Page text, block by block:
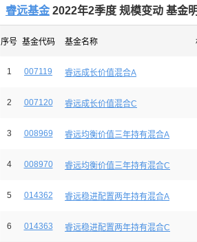
睿远基金 2022年2季度 规模变动 基金
序号 基金代码 基金名称
1 007119 睿远成长价值混合A
2 007120 睿远成长价值混合C
3 008969 睿远均衡价值三年持有混合A
4 008970 睿远均衡价值三年持有混合C
5 014362 睿远稳进配置两年持有混合A
6 014363 睿远稳进配置两年持有混合C